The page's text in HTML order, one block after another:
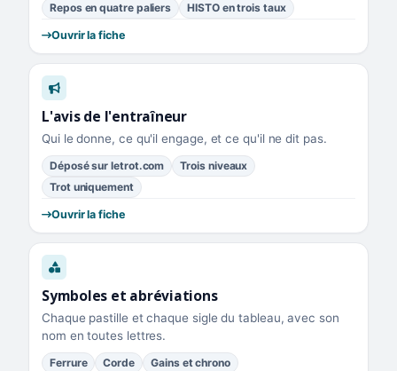
Repos en quatre paliers
HISTO en trois taux
Ouvrir la fiche
L'avis de l'entraîneur
Qui le donne, ce qu'il engage, et ce qu'il ne dit pas.
Déposé sur letrot.com
Trois niveaux
Trot uniquement
Ouvrir la fiche
Symboles et abréviations
Chaque pastille et chaque sigle du tableau, avec son
nom en toutes lettres.
Ferrure Corde
Gains et chrono